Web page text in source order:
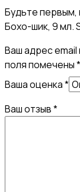
Будьте первым,
Бохо-шик, 9 мл.
Ваш адрес email
поля помечены*
Ваша оценка*
Ваш отзыв*